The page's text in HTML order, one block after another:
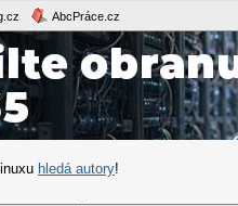
AbcPráce.cz
hledá autory!